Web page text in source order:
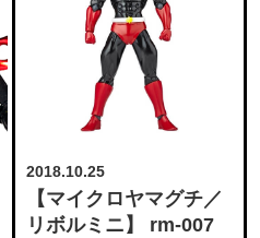
2018.10.25
【マイクロヤマグチ／
リボルミニ】 rm-007